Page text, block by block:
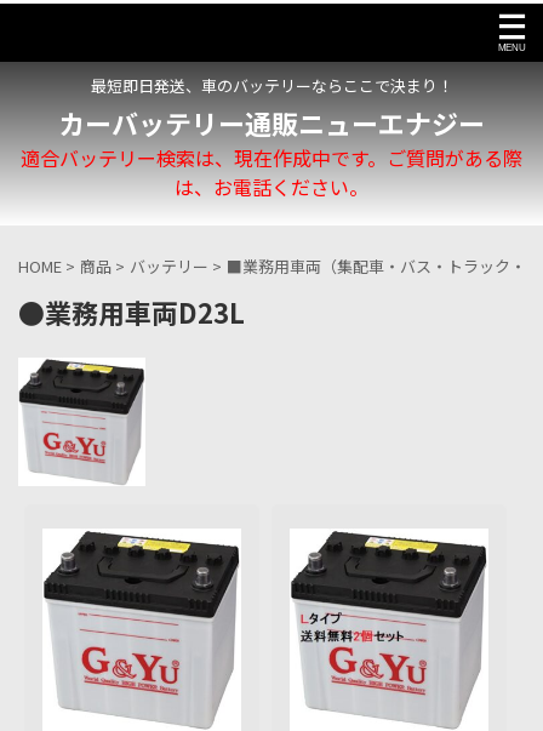
最短即日発送、車のバッテリーならここで決まり！
カーバッテリー通販ニューエナジー
適合バッテリー検索は、現在作成中です。ご質問がある際
は、お電話ください。
HOME > 商品 > バッテリー > ■業務用車両（集配車・バス・トラック・
●業務用車両D23L